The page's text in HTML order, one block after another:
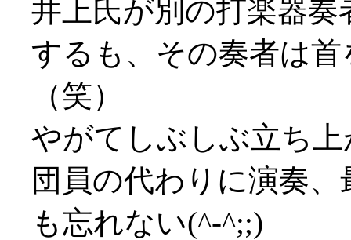
井上氏が別の打楽器
するも、その奏者は
（笑）
やがてしぶしぶ立ち
団員の代わりに演奏
も忘れない(^-^;;)